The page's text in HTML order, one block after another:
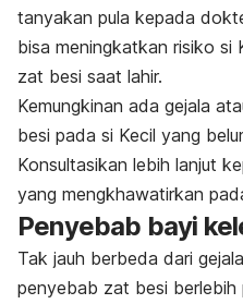
tanyakan pula kepada
bisa meningkatkan risiko si
zat besi saat lahir.
Kemungkinan ada gejala
besi pada si Kecil yang
Konsultasikan lebih lanjut
yang mengkhawatirkan
Penyebab bayi
Tak jauh berbeda dari
penyebab zat besi